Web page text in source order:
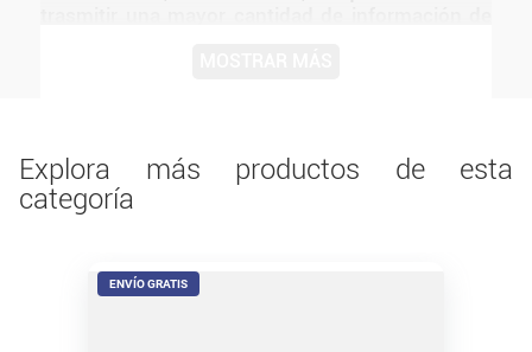
también radica en su calidad y resistencia. Antes
de instalarlo o utilizarlo, conviene verificar
medidas, conexiones, alimentación y
Explora más productos de esta
categoría
ENVÍO GRATIS